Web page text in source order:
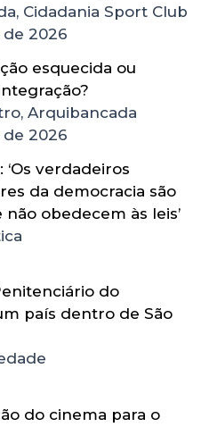
Cidadania Sport Club
2026
esquecida ou
Arquibancada
2026
‘Os verdadeiros
da democracia são
obedecem às leis’
do
país dentro de São
do cinema para o